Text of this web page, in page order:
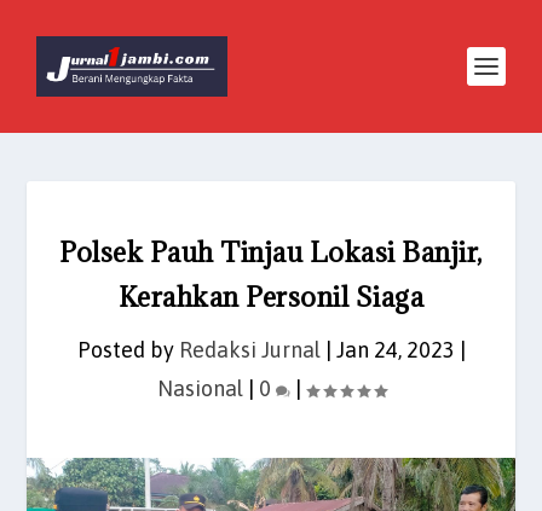
Polsek Pauh Tinjau Lokasi Banjir,
Kerahkan Personil Siaga
Posted by Redaksi Jurnal| Jan 24, 2023
Nasional| 0 |